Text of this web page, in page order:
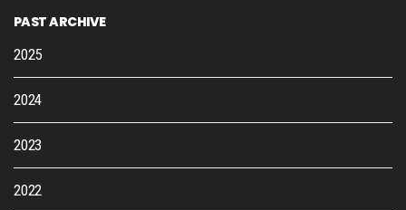
PAST ARCHIVE
2025
2024
2023
2022